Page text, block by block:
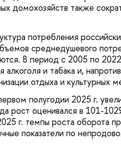
домохозяйств также
потребления
среднедушевого
В период с 2005 по
и табака и,
отдыха и культурных
полугодии 2025 г.
рост оценивался в 101-
г. темпы роста оборота
показатели по